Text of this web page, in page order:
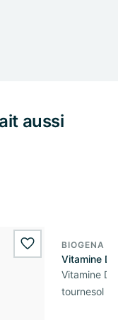
aussi
wishlist.add
BIOGENA
Vitamine
Vitamine
tournesol